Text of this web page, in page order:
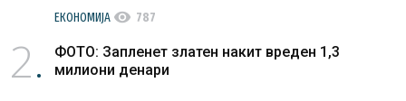
ЕКОНОМИЈА visibility 787
2
ФОТО: Запленет златен накит вреден 1,3
милиони денари